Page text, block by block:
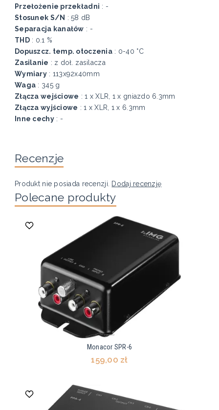
Przełożenie przekładni : -
Stosunek S/N : 58 dB
Separacja kanałów : -
THD: 0.1 %
Dopuszcz. temp. otoczenia : 0-40 °C
Zasilanie : z doł. zasilacza
Wymiary: 113x92x40mm
Waga : 345 g
Złącza wejściowe : 1 x XLR, 1 x gniazdo 6.3mm
Złącza wyjściowe : 1 x XLR, 1 x 6.3mm
Inne cechy: -
Recenzje
Produkt nie posiada recenzji. Dodaj recenzję
Polecane produkty
Monacor SPR-6
159,00 zł